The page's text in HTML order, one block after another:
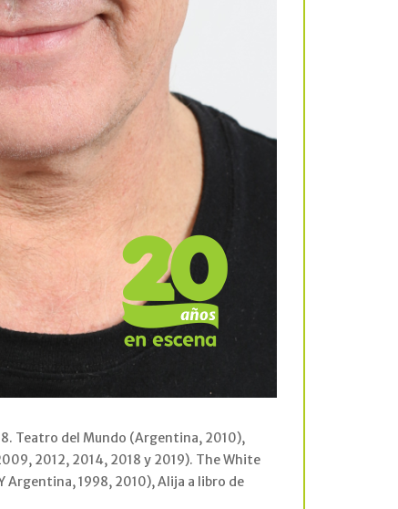
Teatro del Mundo (Argentina, 2010),
2012, 2014, 2018 y 2019). The White
Argentina, 1998, 2010), Alija a libro de